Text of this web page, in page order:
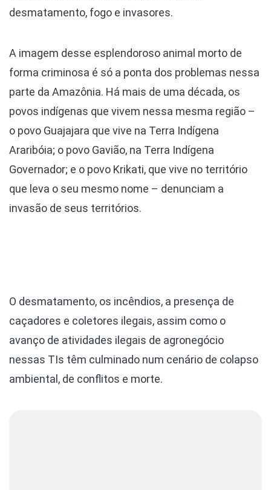
desmatamento, fogo e invasores.
A imagem desse esplendoroso animal morto de
forma criminosa é só a ponta dos problemas nessa
parte da Amazônia. Há mais de uma década, os
povos indígenas que vivem nessa mesma região –
o povo Guajajara que vive na Terra Indígena
Araribóia; o povo Gavião, na Terra Indígena
Governador; e o povo Krikati, que vive no território
que leva o seu mesmo nome – denunciam a
invasão de seus territórios.
O desmatamento, os incêndios, a presença de
caçadores e coletores ilegais, assim como o
avanço de atividades ilegais de agronegócio
nessas TIs têm culminado num cenário de colapso
ambiental, de conflitos e morte.